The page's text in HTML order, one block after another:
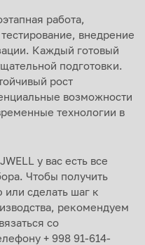
работа,
внедрение
Каждый готовый
подготовки.
рост
возможности
технологии в
у вас есть все
Чтобы получить
сделать шаг к
рекомендуем
со
+ 998 91-614-